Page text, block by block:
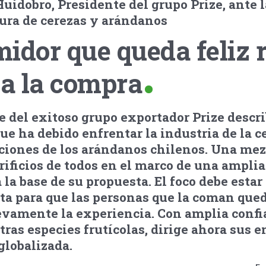
Presidente del grupo Prize, ante
de cerezas y arándanos
que queda feliz
la compra
del exitoso grupo exportador Prize
ha debido enfrentar la industria de la
de los arándanos chilenos. Una
de todos en el marco de una
base de su propuesta. El foco debe
para que las personas que la coman
la experiencia. Con amplia
especies frutícolas, dirige ahora sus